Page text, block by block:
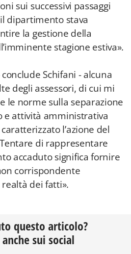
sui successivi passaggi
dipartimento stava
la gestione della
stagione estiva».
Schifani - alcuna
degli assessori, di cui mi
le norme sulla separazione
e attività amministrativa
l’azione del
di rappresentare
accaduto significa fornire
corrispondente
dei fatti».
questo articolo?
sui social